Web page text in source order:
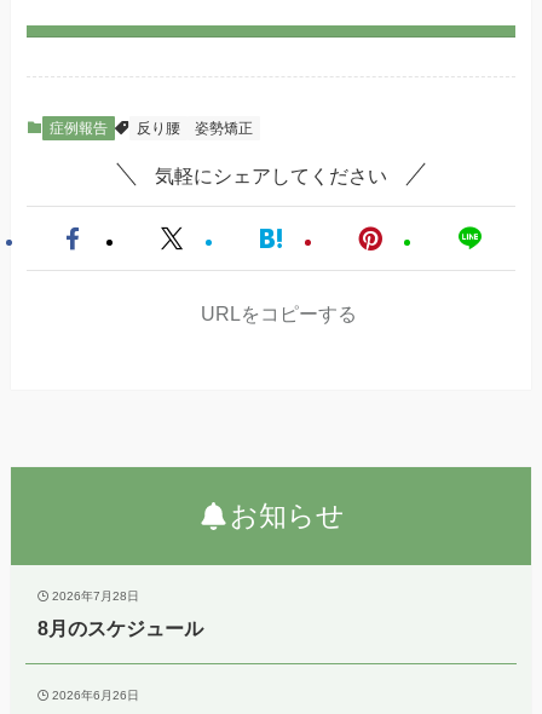
症例報告 反り腰 姿勢矯正
気軽にシェアしてください
URLをコピーする
お知らせ
2026年7月28日
8月のスケジュール
2026年6月26日